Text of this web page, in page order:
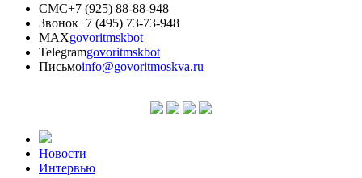
СМС+7 (925) 88-88-948
Звонок+7 (495) 73-73-948
MAXgovoritmskbot
Telegramgovoritmskbot
Письмоinfo@govoritmoskva.ru
Новости
Интервью